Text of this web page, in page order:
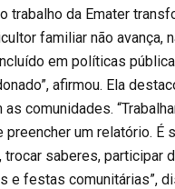
trabalho da Emater
familiar não avança,
em políticas
afirmou. Ela
comunidades.
preencher um relatório. É
trocar saberes, participar
e festas comunitárias”,